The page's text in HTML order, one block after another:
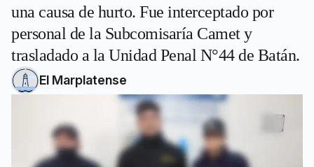
una causa de hurto. Fue interceptado por
personal de la Subcomisaría Camet y
trasladado a la Unidad Penal N°44 de Batán.
El Marplatense